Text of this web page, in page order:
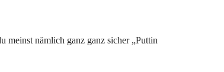
meinst nämlich ganz ganz sicher „Puttin